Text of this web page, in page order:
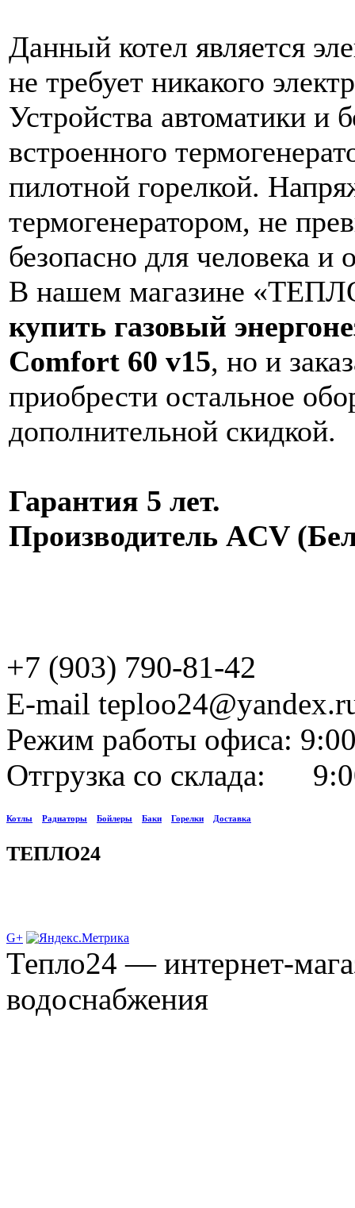
Данный котел является
не требует никакого
Устройства автоматики и
встроенного
пилотной горелкой.
термогенератором, не
безопасно для человека
В нашем магазине
купить газовый
Comfort 60 v15, но и
приобрести остальное
дополнительной скидкой.
Гарантия 5 лет.
Производитель ACV
+7 (903) 790-81-42
E-mail
Режим работы офиса:
Отгрузка со склада:
Котлы Радиаторы Бойлеры Баки Горелки Доставка
ТЕПЛО24
G+
Тепло24 — интернет-
водоснабжения